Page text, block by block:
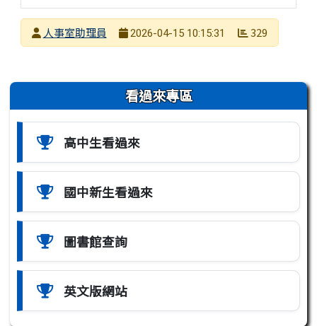
發布者人事室助理員
2026-04-15 10:15:31 329
左邊區域內容 看過來專區
高中生看過來
國中新生看過來
圖書館查詢
英文版網站